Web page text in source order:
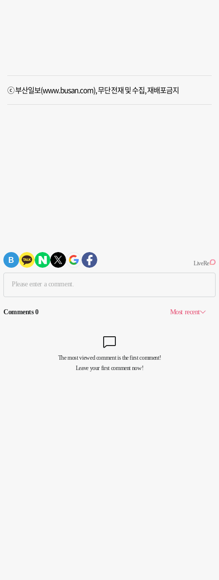
ⓒ 부산일보(www.busan.com), 무단전재 및 수집, 재배포금지